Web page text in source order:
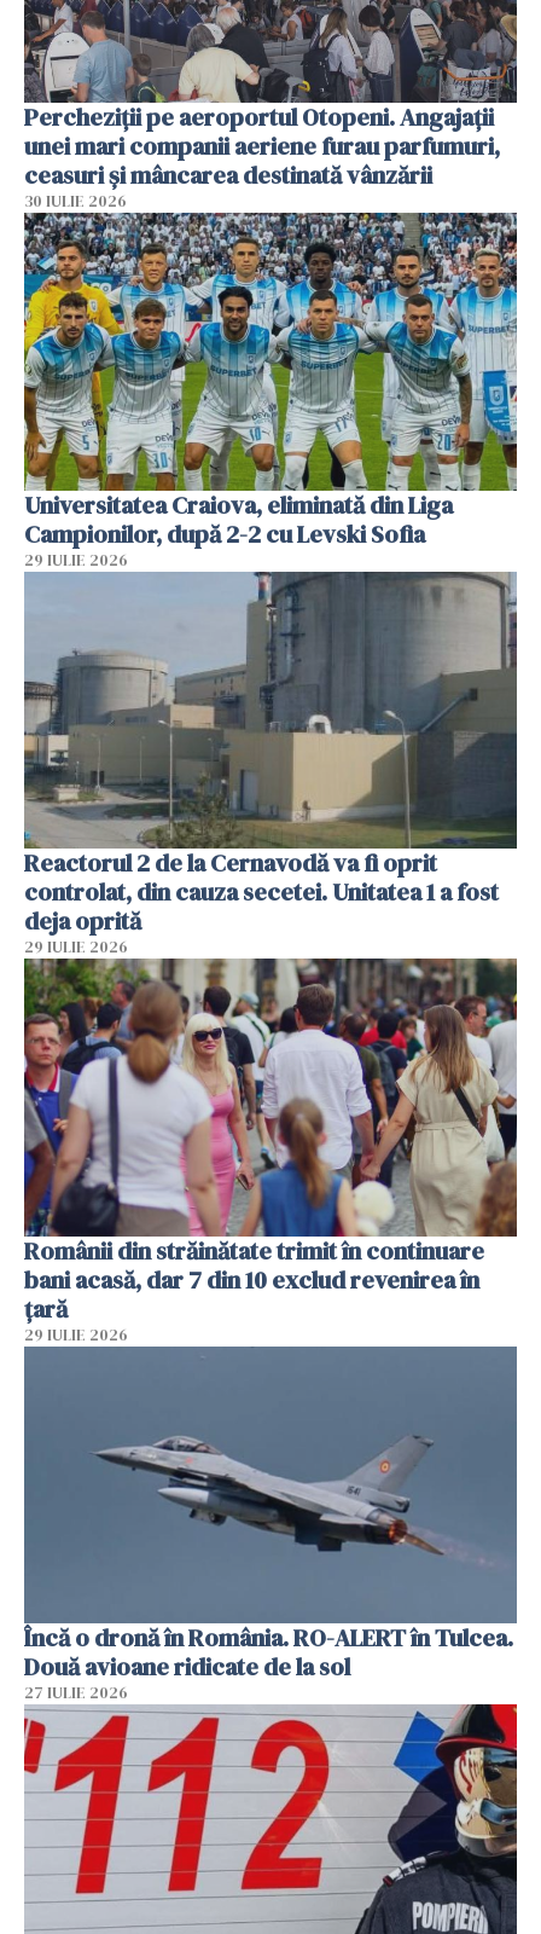
Percheziții pe aeroportul Otopeni. Angajații
unei mari companii aeriene furau parfumuri,
ceasuri și mâncarea destinată vânzării
30 IULIE 2026
Universitatea Craiova, eliminată din Liga
Campionilor, după 2-2 cu Levski Sofia
29 IULIE 2026
Reactorul 2 de la Cernavodă va fi oprit
controlat, din cauza secetei. Unitatea 1 a fost
deja oprită
29 IULIE 2026
Românii din străinătate trimit în continuare
bani acasă, dar 7 din 10 exclud revenirea în
țară
29 IULIE 2026
Încă o dronă în România. RO-ALERT în Tulcea.
Două avioane ridicate de la sol
27 IULIE 2026